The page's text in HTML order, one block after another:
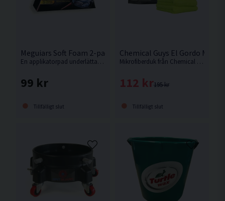
Meguiars Soft Foam 2-pack Applikatorpad
En applikatorpad underlättar arbetet med applicering av tex plastförnyare.
99 kr
Tillfälligt slut
Chemical Guys El Gordo
Mikrofiberduk från Chemical Guys som levereras i 3-pack. Superfina mjuka mikrofiberdukar. Vi rekommenderar starkt!
195 kr
112 kr
Tillfälligt slut